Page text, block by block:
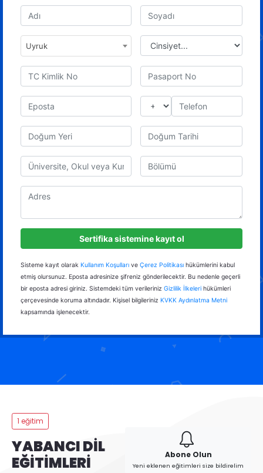
Uyruk
Sisteme kayıt olarak Kullanım Koşulları ve Çerez Politikası hükümlerini kabul
etmiş olursunuz. Eposta adresinize şifreniz gönderilecektir. Bu nedenle geçerli
bir eposta adresi giriniz. Sistemdeki tüm verileriniz Gizlilik İlkeleri hükümleri
çerçevesinde koruma altındadır. Kişisel bilgileriniz KVKK Aydınlatma Metni
kapsamında işlenecektir.
Abone Olun
Yeni eklenen eğitimleri size bildirelim
1 eğitim
YABANCI DİL
EĞİTİMLERİ